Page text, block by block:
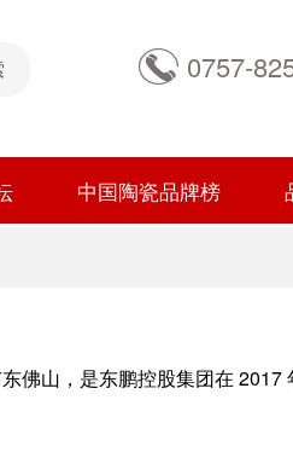
0757-
中国陶瓷品牌榜
佛山，是东鹏控股集团在 2017